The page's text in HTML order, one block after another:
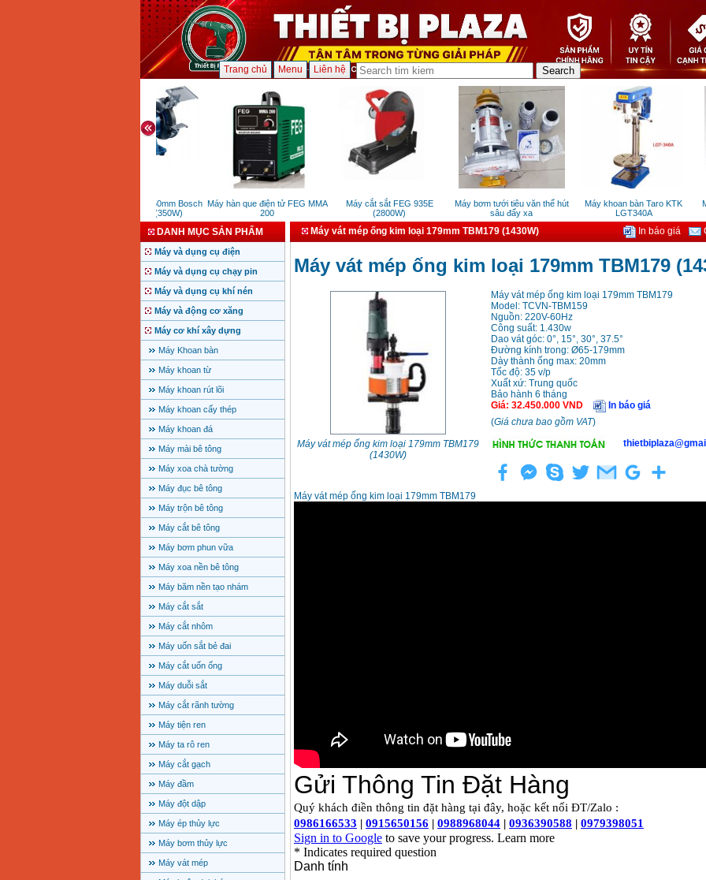
Trang chủ Menu Liên hệ
Máy mài hai đá 150mm Bosch
GBG 35-15 (350W)
Máy hàn que điện tử FEG MMA
200
Máy cắt sắt FEG 935E
(2800W)
Máy bơm tưới tiêu văn thể hút
sâu đẩy xa
Máy khoan bàn Taro KTK
LGT340A
DANH MỤC SẢN PHẨM
Máy và dụng cụ điện
Máy và dụng cụ chạy pin
Máy và dụng cụ khí nén
Máy và động cơ xăng
Máy cơ khí xây dựng
Máy Khoan bàn
Máy khoan từ
Máy khoan rút lõi
Máy khoan cấy thép
Máy khoan đá
Máy mài bê tông
Máy xoa chà tường
Máy đục bê tông
Máy trộn bê tông
Máy cắt bê tông
Máy bơm phun vữa
Máy xoa nền bê tông
Máy băm nền tạo nhám
Máy cắt sắt
Máy cắt nhôm
Máy uốn sắt bẻ đai
Máy cắt uốn ống
Máy duỗi sắt
Máy cắt rãnh tường
Máy tiện ren
Máy ta rô ren
Máy cắt gạch
Máy đầm
Máy đột dập
Máy ép thủy lực
Máy bơm thủy lực
Máy vát mép
Máy vát mép ống kim loại 179mm TBM179 (1430W) In báo giá
Máy vát mép ống kim loại 179mm TBM179
Máy vát mép ống kim loại 179mm TBM179
(1430W)
Máy vát mép ống kim loại 179mm TBM179
Model: TCVN-TBM159
Nguồn: 220V-60Hz
Công suất: 1.430w
Dao vát góc: 0°, 15°, 30°, 37.5°
Đường kính trong: Ø65-179mm
Dày thành ống max: 20mm
Tốc độ: 35 v/p
Xuất xứ: Trung quốc
Bảo hành 6 tháng
Giá: 32.450.000VND
In báo giá
(Giá chưa bao gồm VAT)
Máy vát mép ống kim loại 179mm TBM179